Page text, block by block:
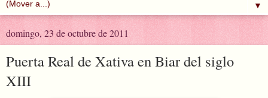
▼
domingo, 23 de octubre de 2011
Puerta Real de Xativa en Biar del siglo
XIII